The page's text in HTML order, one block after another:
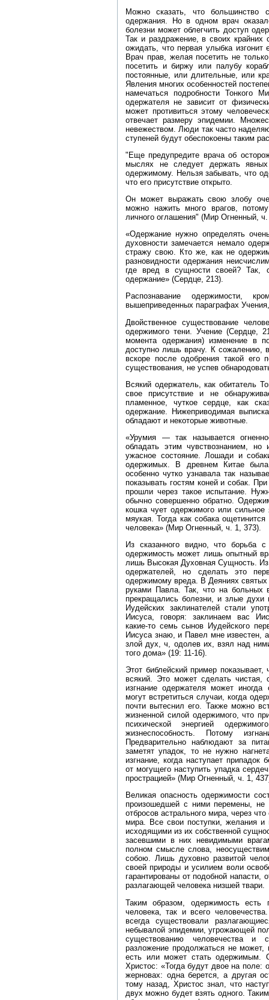
Можно сказать, что большинство
одержания. Но в одном врач
болезни может облегчить доступ
Так и раздражение, в своих крайних
ожидать, что первая улыбка
Врач прав, желая посетить не
посетить и биржу или палубу
постоянные, или длительные, или
Явления многих особенностей
намечаться подробности Тонкого
одержателя не зависит от
может противиться этому
отвечает размеру эпидемии.
невежеством. Люди так часто
ступеней будут обеспокоены таким
"Еще предупредите врача об
мыслях не следует держать явных
одержимому. Нельзя забывать, что
что его присутствие открыто.
Он может выражать свою злобу
можно нажить много врагов,
личного оглашения" (Мир Огненный,
«Одержание нужно определять
духовности замечается немало
стражу свою. Кто же, как не
разновидности одержания
где вред в сущности своей? Так,
одержание» (Сердце, 213).
Распознавание одержимости,
вышеприведенных параграфах
Двойственное существование
одержимого тени. Учение (Сердце,
момента одержания) изменение в
доступно лишь врачу. К сожалению,
вскоре после одобрения такой его
существования, не успев
Всякий одержатель, как обитатель
свое присутствие и не
пламенное, чуткое сердце, как
одержание. Нижеприводимая
обладают и некоторые животные.
«Урумия — так называется
обладать этим чувствознанием,
ужасное состояние. Лошади и
одержимых. В древнем Китае была
особенно чутко узнавала так
показывать гостям коней и собак.
прошли через такое испытание.
обычно совершенно обратно.
кошка чует одержимого или
мяукая. Тогда как собака
человека» (Мир Огненный, ч. 1, 373).
Из сказанного видно, что борьба
одержимость может лишь опытный
лишь Высокая Духовная Сущность.
одержателей, но сделать это
одержимому вреда. В Деяниях святых
руками Павла. Так, что на больных
прекращались болезни, и злые
Иудейских заклинателей стали
Иисуса, говоря: заклинаем вас
какие‑то семь сынов Иудейского
Иисуса знаю, и Павел мне известен,
злой дух, ч, одолев их, взял над
того дома» (19: 11‑16).
Этот библейский пример
всякий. Это может сделать чистая,
изгнание одержателя может иногда
могут встретиться случаи, когда
почти вытеснил его. Также можно
жизненной силой одержимого, что
психической энергией
жизнеспособность. Потому
Предварительно наблюдают за
заметят упадок, то не нужно
изгнание, когда наступает припадок
от могущего наступить упадка
прострацией» (Мир Огненный, ч. 1,
Великая опасность одержимости
произошедшей с ними перемены, не
отбросов астрального мира, через
мира. Все свои поступки, желания
исходящими из их собственной
засевшими в них невидимыми
полном смысле слова,
собою. Лишь духовно развитой
своей природы и усилием воли
гарантированы от подобной
разлагающей человека низшей твари.
Таким образом, одержимость есть
человека, так и всего
всегда существовали
небывалой эпидемии, угрожающей
существованию человечества и
разложение продолжаться не
есть или может стать одержимым.
Христос: «Тогда будут двое на
жерновах: одна берется, а другая
тому назад, Христос знал, что
двух можно будет взять одного.